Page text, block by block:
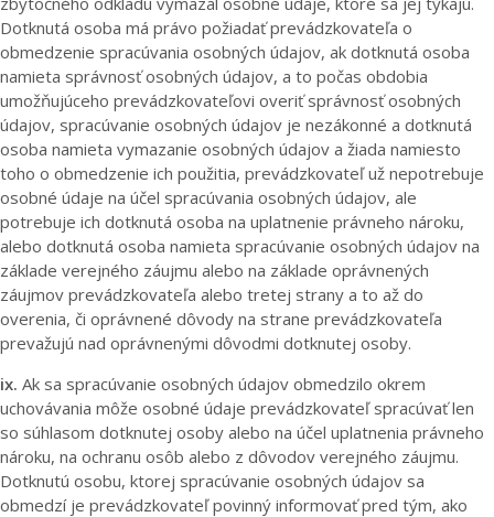
Dotknutá osoba má právo požiadať prevádzkovateľa o
obmedzenie spracúvania osobných údajov, ak dotknutá osoba
namieta správnosť osobných údajov, a to počas obdobia
umožňujúceho prevádzkovateľovi overiť správnosť osobných
údajov, spracúvanie osobných údajov je nezákonné a dotknutá
osoba namieta vymazanie osobných údajov a žiada namiesto
toho o obmedzenie ich použitia, prevádzkovateľ už nepotrebuje
osobné údaje na účel spracúvania osobných údajov, ale
potrebuje ich dotknutá osoba na uplatnenie právneho nároku,
alebo dotknutá osoba namieta spracúvanie osobných údajov na
základe verejného záujmu alebo na základe oprávnených
záujmov prevádzkovateľa alebo tretej strany a to až do
overenia, či oprávnené dôvody na strane prevádzkovateľa
prevažujú nad oprávnenými dôvodmi dotknutej osoby.
ix. Ak sa spracúvanie osobných údajov obmedzilo okrem
uchovávania môže osobné údaje prevádzkovateľ spracúvať len
so súhlasom dotknutej osoby alebo na účel uplatnenia právneho
nároku, na ochranu osôb alebo z dôvodov verejného záujmu.
Dotknutú osobu, ktorej spracúvanie osobných údajov sa
obmedzí je prevádzkovateľ povinný informovať pred tým, ako